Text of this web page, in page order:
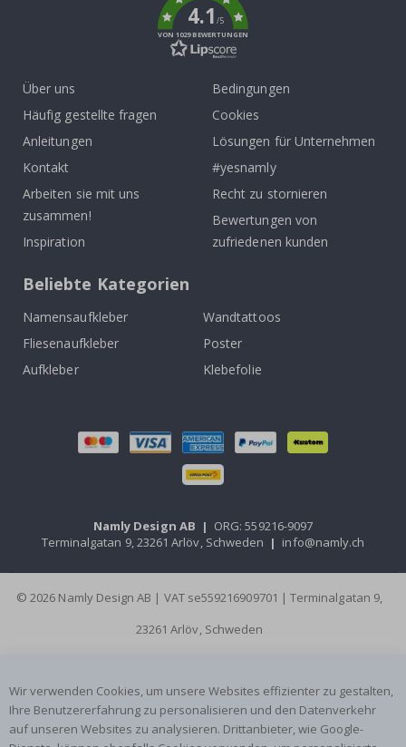
4.1/5
VON 1029 BEWERTUNGEN
Über uns
Häufig gestellte fragen
Anleitungen
Kontakt
Arbeiten sie mit uns
zusammen!
Inspiration
Bedingungen
Cookies
Lösungen für Unternehmen
#yesnamly
Recht zu stornieren
Bewertungen von
zufriedenen kunden
Beliebte Kategorien
Namensaufkleber
Wandtattoos
Fliesenaufkleber
Poster
Aufkleber
Klebefolie
Namly Design AB | ORG: 559216-9097
Terminalgatan 9, 23261 Arlöv, Schweden | info@namly.ch
© 2026 Namly Design AB | VAT se559216909701 | Terminalgatan 9,
23261 Arlöv, Schweden
Wir verwenden Cookies, um unsere Websites effizienter zu gestalten,
Ihre Benutzererfahrung zu personalisieren und den Datenverkehr
auf unseren Websites zu analysieren. Drittanbieter, wie Google-